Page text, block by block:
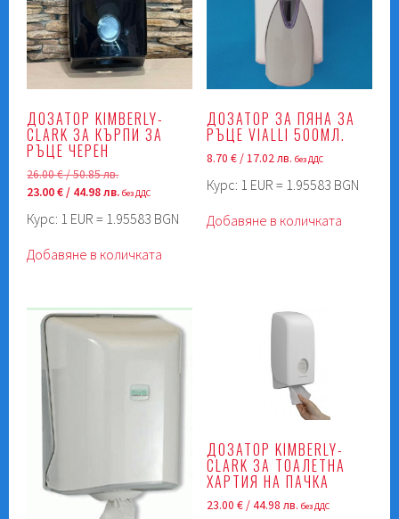
ДОЗАТОР KIMBERLY-
CLARK ЗА КЪРПИ ЗА
РЪЦЕ ЧЕРЕН
26.00€/ 50.85 лв.Original
price
26.00 €
50.85 лв..
23.00€/ 44.98 лв.Текущата
е:
/
без ДДС
Курс: 1 EUR = 1.95583 BGN
Добавяне в количката
ДОЗАТОР ЗА ПЯНА ЗА
РЪЦЕ VIALLI 500МЛ.
8.70 €/ 17.02 лв. без ДДС
Курс: 1 EUR = 1.95583 BGN
Добавяне в количката
ДОЗАТОР KIMBERLY-
CLARK ЗА ТОАЛЕТНА
ХАРТИЯ НА ПАЧКА
23.00 €/ 44.98 лв. без ДДС